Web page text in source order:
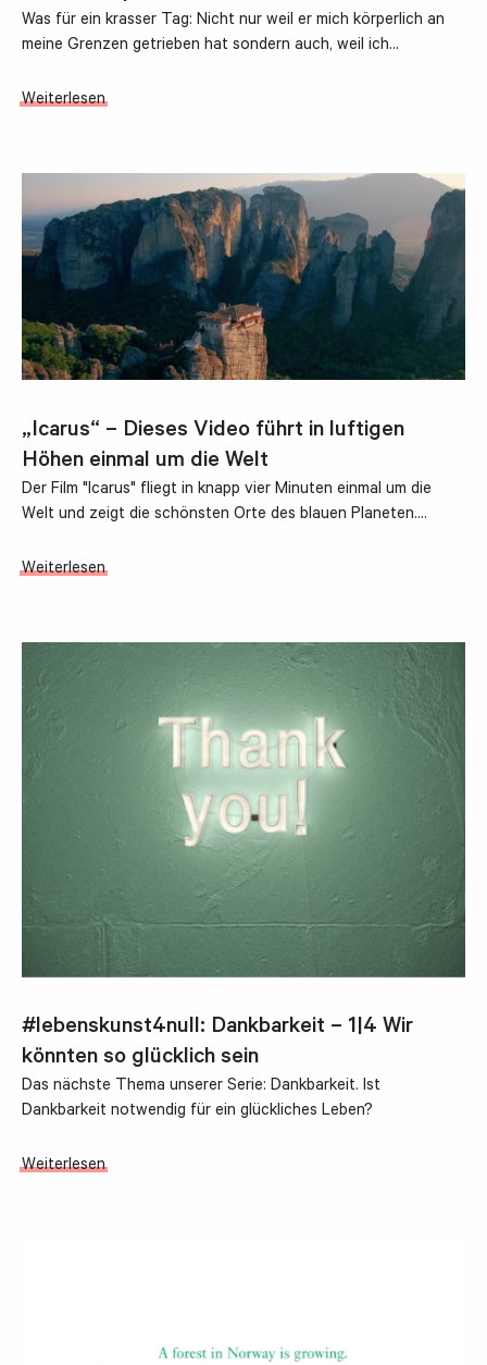
Was für ein krasser Tag: Nicht nur weil er mich körperlich an
meine Grenzen getrieben hat sondern auch, weil ich…
Weiterlesen
„Icarus“ – Dieses Video führt in luftigen
Höhen einmal um die Welt
Der Film "Icarus" fliegt in knapp vier Minuten einmal um die
Welt und zeigt die schönsten Orte des blauen Planeten.…
Weiterlesen
#lebenskunst4null: Dankbarkeit – 1|4 Wir
könnten so glücklich sein
Das nächste Thema unserer Serie: Dankbarkeit. Ist
Dankbarkeit notwendig für ein glückliches Leben?
Weiterlesen